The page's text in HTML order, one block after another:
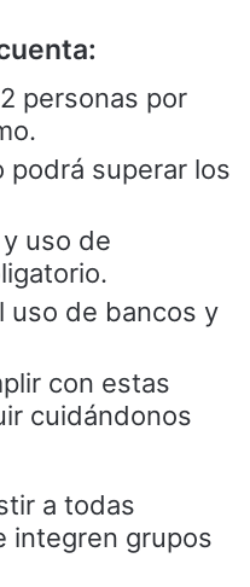
personas por
podrá superar los
uso de
uso de bancos y
con estas
cuidándonos
a todas
integren grupos